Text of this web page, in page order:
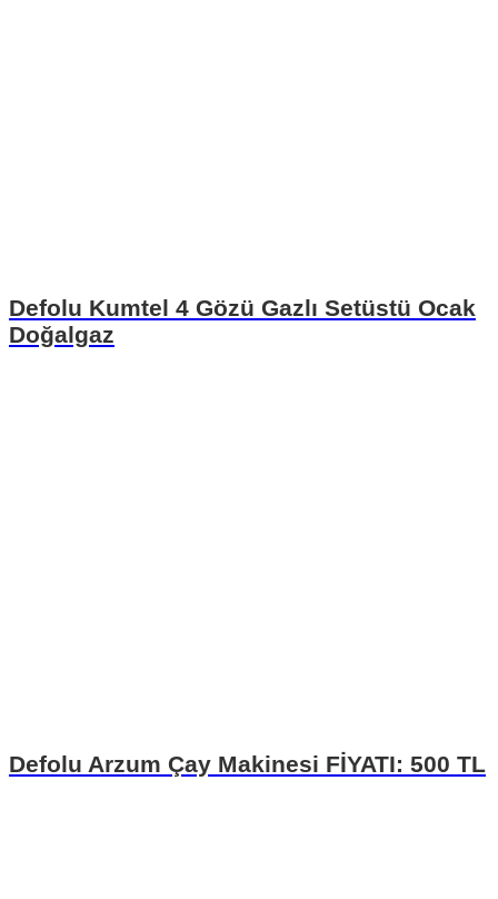
Defolu Kumtel 4 Gözü Gazlı Setüstü Ocak
Doğalgaz
Defolu Arzum Çay Makinesi FİYATI: 500 TL